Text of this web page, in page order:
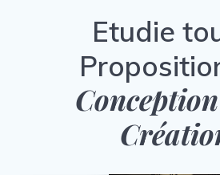
Etudie